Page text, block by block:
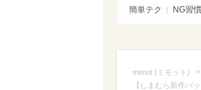
簡単テク NG習慣
mimot.(ミモット) >
【しまむら新作バ